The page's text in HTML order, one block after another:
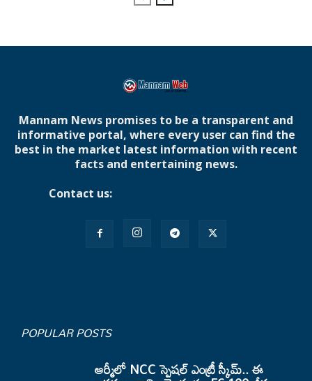
Mannam News promises to be a transparent and
informative portal, where every user can find the
best in the market latest information with recent
facts and entertaining news.
Contact us:
POPULAR POSTS
ఆర్మీలో NCC స్పెషల్ ఎంట్రీ స్కీమ్.. ఈ